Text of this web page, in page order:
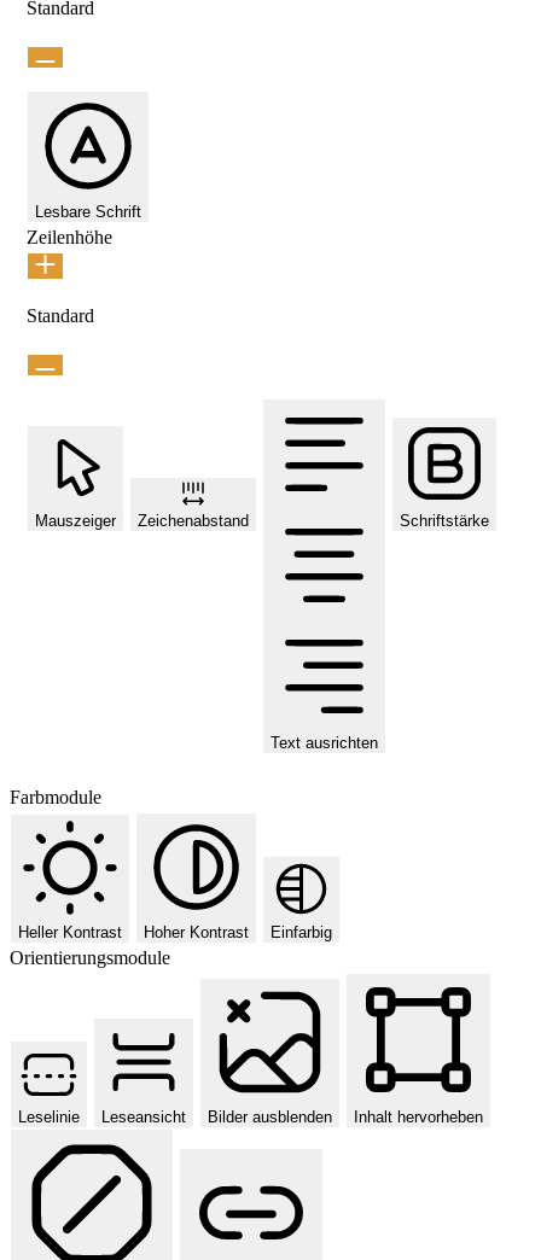
Standard
Lesbare Schrift
Zeilenhöhe
Standard
Mauszeiger Zeichenabstand
Text ausrichten
Schriftstärke
Farbmodule
Heller Kontrast Hoher Kontrast Einfarbig
Orientierungsmodule
Leselinie Leseansicht Bilder ausblenden Inhalt hervorheben